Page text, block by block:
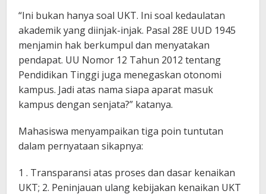
“Ini bukan hanya soal UKT. Ini soal kedaulatan
akademik yang diinjak-injak. Pasal 28E UUD 1945
menjamin hak berkumpul dan menyatakan
pendapat. UU Nomor 12 Tahun 2012 tentang
Pendidikan Tinggi juga menegaskan otonomi
kampus. Jadi atas nama siapa aparat masuk
kampus dengan senjata?” katanya.
Mahasiswa menyampaikan tiga poin tuntutan
dalam pernyataan sikapnya:
1 . Transparansi atas proses dan dasar kenaikan
UKT; 2. Peninjauan ulang kebijakan kenaikan UKT